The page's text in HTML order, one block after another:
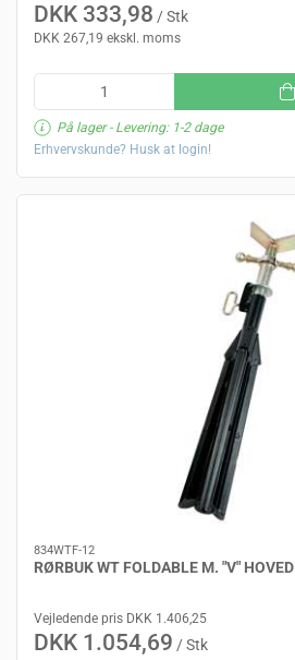
DKK 333,98 / Stk
DKK 267,19 ekskl. moms
På lager- Levering: 1-2 dage
Erhvervskunde? Husk at login!
834WTF-12
RØRBUK WT FOLDABLE M. "V" HOVED
Vejledende pris DKK 1.406,25
DKK 1.054,69 / Stk